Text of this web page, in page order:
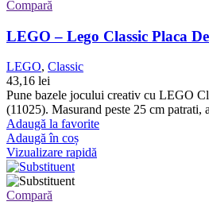
Compară
LEGO – Lego Classic Placa
LEGO, Classic
43,16 lei
Pune bazele jocului creativ cu LEGO
(11025). Masurand peste 25 cm patrati,
Adaugă la favorite
Adaugă în coș
Vizualizare rapidă
Compară